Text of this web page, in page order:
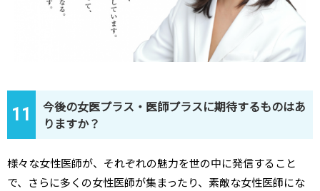
11
今後の女医プラス・医師プラスに期待するものはあ
りますか？
様々な女性医師が、それぞれの魅力を世の中に発信すること
で、さらに多くの女性医師が集まったり、素敵な女性医師にな